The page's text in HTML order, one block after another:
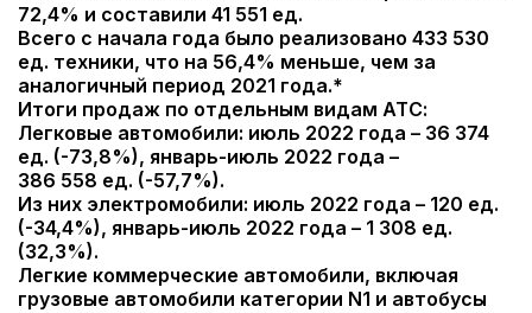
72,4% и составили 41 551 ед.
Всего с начала года было реализовано 433 530
ед. техники, что на 56,4% меньше, чем за
аналогичный период 2021 года.*
Итоги продаж по отдельным видам АТС:
Легковые автомобили: июль 2022 года – 36 374
ед. (-73,8%), январь-июль 2022 года –
386 558 ед. (-57,7%).
Из них электромобили: июль 2022 года – 120 ед.
(-34,4%), январь-июль 2022 года – 1 308 ед.
(32,3%).
Легкие коммерческие автомобили, включая
грузовые автомобили категории N1 и автобусы